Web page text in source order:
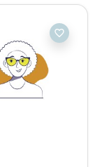
favorite_border